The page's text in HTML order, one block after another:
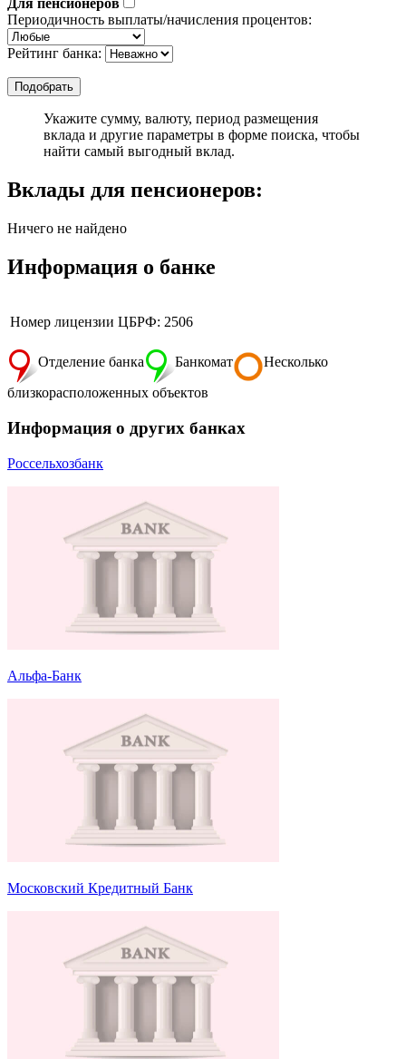
Периодичность выплаты/начисления процентов:
Рейтинг банка:
Укажите сумму, валюту, период размещения
вклада и другие параметры в форме поиска, чтобы
найти самый выгодный вклад.
Вклады для пенсионеров:
Ничего не найдено
Информация о банке
Номер лицензии ЦБРФ: 2506
Отделение банка Банкомат Несколько
близкорасположенных объектов
Информация о других банках
Россельхозбанк
Альфа-Банк
Московский Кредитный Банк